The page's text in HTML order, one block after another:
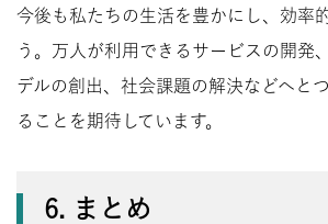
今後も私たちの生活を豊かにし、効率
う。万人が利用できるサービスの開発
デルの創出、社会課題の解決などへと
ることを期待しています。
6. まとめ